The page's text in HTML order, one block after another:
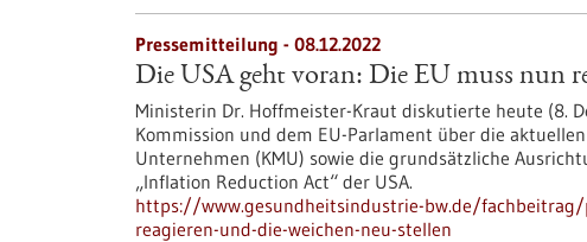
Pressemitteilung - 08.12.2022
Die USA geht voran: Die EU muss nun
Ministerin Dr. Hoffmeister-Kraut diskutierte heute (8.
Kommission und dem EU-Parlament über die
Unternehmen (KMU) sowie die grundsätzliche
„Inflation Reduction Act“ der USA.
https://www.gesundheitsindustrie-bw.de/
reagieren-und-die-weichen-neu-stellen